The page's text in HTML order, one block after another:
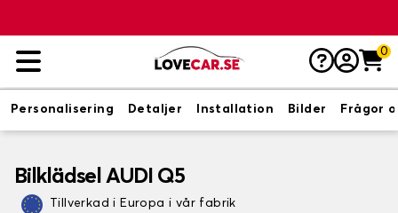
0
Personalisering Detaljer Installation Bilder Frågor
Bilklädsel AUDI Q5
Tillverkad i Europa i vår fabrik